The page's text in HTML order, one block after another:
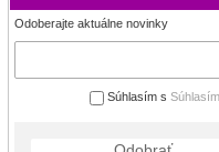
Odoberajte aktuálne novinky
Súhlasím s